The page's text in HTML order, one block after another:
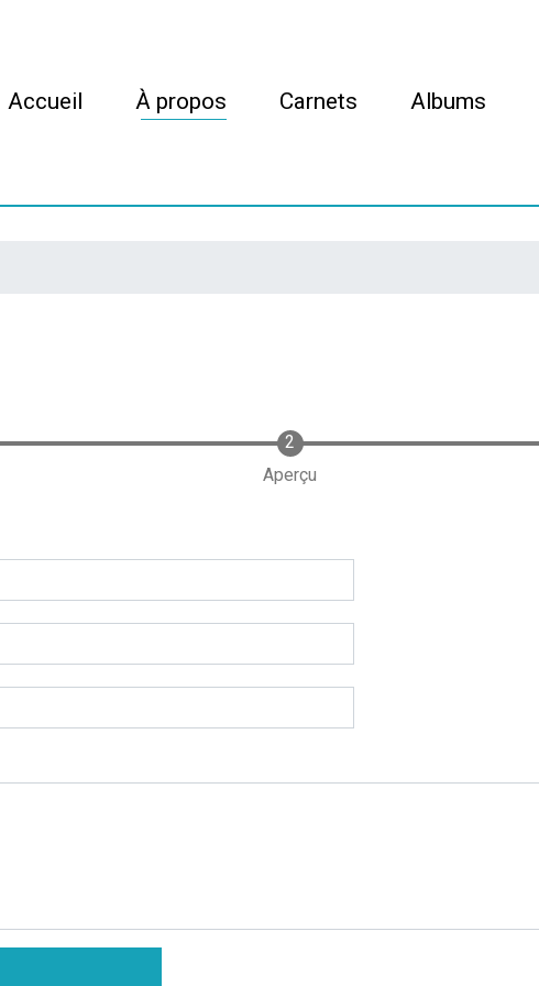
principal
Main navigation
Accueil À propos Carnets Albums
Aperçu